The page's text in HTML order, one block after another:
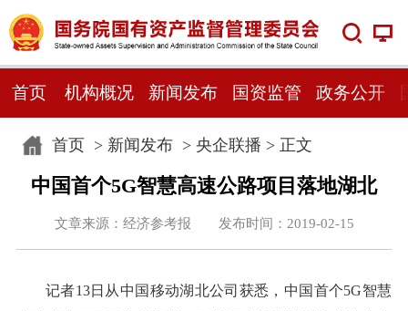
首页 机构概况 新闻发布 国资监管 政务公开
首页> 新闻发布> 央企联播 > 正文
中国首个5G智慧高速公路项目落地湖北
文章来源：经济参考报 发布时间：2019-02-15
记者13日从中国移动湖北公司获悉，中国首个5G智慧